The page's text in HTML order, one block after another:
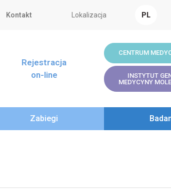
Kontakt Lokalizacja PL
Rejestracja
on-line
CENTRUM
INSTYTUT
MEDYCYNY
Zabiegi